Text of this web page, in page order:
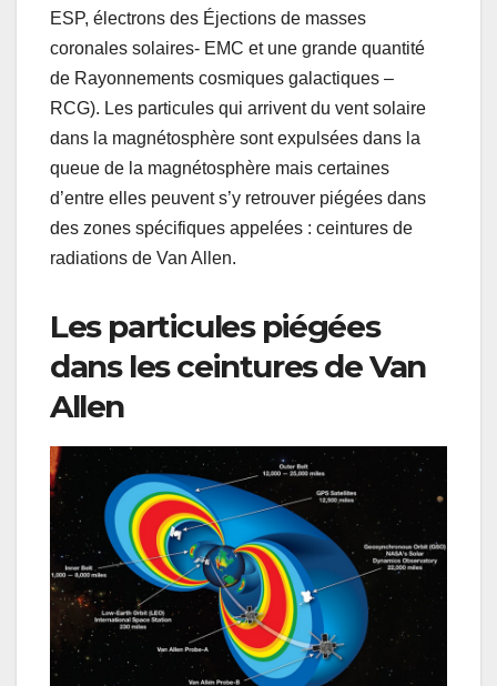
ESP, électrons des Éjections de masses
coronales solaires- EMC et une grande quantité
de Rayonnements cosmiques galactiques –
RCG). Les particules qui arrivent du vent solaire
dans la magnétosphère sont expulsées dans la
queue de la magnétosphère mais certaines
d’entre elles peuvent s’y retrouver piégées dans
des zones spécifiques appelées : ceintures de
radiations de Van Allen.
Les particules piégées
dans les ceintures de Van
Allen